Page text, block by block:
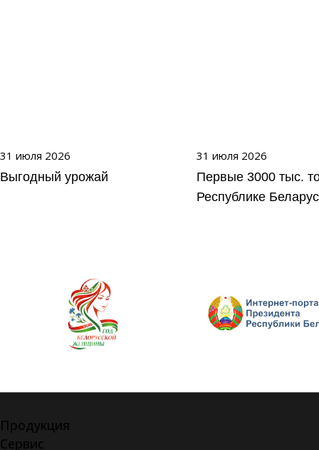
31 июля 2026
Выгодный урожай
31 июля 2026
Первые 3000 тыс.
Республике
Продукция
Сервис